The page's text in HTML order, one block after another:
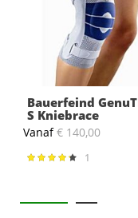
Bauerfeind
S Kniebrace
Vanaf € 140,00
Waardering:1